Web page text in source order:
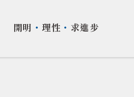
開明 ・ 理性 ・ 求進步